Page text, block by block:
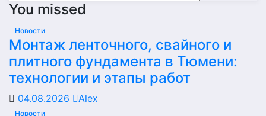
You missed
Новости
Монтаж ленточного, свайного и
плитного фундамента в Тюмени:
технологии и этапы работ
04.08.2026 Alex
Новости